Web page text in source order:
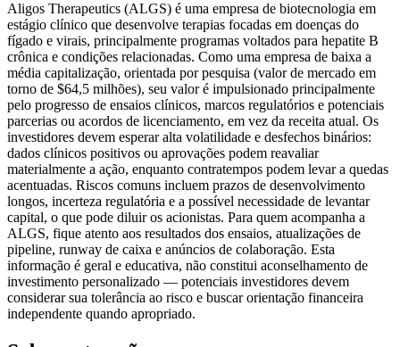
Aligos Therapeutics (ALGS) é uma empresa de biotecnologia em
estágio clínico que desenvolve terapias focadas em doenças do
fígado e virais, principalmente programas voltados para hepatite B
crônica e condições relacionadas. Como uma empresa de baixa a
média capitalização, orientada por pesquisa (valor de mercado em
torno de $64,5 milhões), seu valor é impulsionado principalmente
pelo progresso de ensaios clínicos, marcos regulatórios e potenciais
parcerias ou acordos de licenciamento, em vez da receita atual. Os
investidores devem esperar alta volatilidade e desfechos binários:
dados clínicos positivos ou aprovações podem reavaliar
materialmente a ação, enquanto contratempos podem levar a quedas
acentuadas. Riscos comuns incluem prazos de desenvolvimento
longos, incerteza regulatória e a possível necessidade de levantar
capital, o que pode diluir os acionistas. Para quem acompanha a
ALGS, fique atento aos resultados dos ensaios, atualizações de
pipeline, runway de caixa e anúncios de colaboração. Esta
informação é geral e educativa, não constitui aconselhamento de
investimento personalizado — potenciais investidores devem
considerar sua tolerância ao risco e buscar orientação financeira
independente quando apropriado.